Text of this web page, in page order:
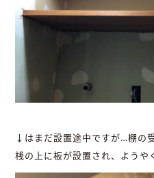
↓はまだ設置途中ですが…棚の
桟の上に板が設置され、ようや